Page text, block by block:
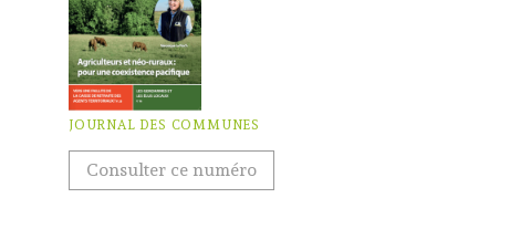
JOURNAL DES COMMUNES
Consulter ce numéro